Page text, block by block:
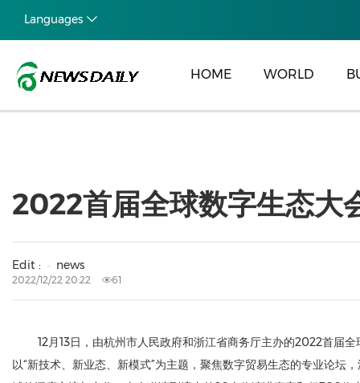
Languages
HOME WORLD
2022首届全球数字生态大
Edit : news
2022/12/22 20:22 61
12月13日，由杭州市人民政府和浙江省商务厅主办的2022首届
以“新技术、新业态、新模式”为主题，聚焦数字贸易生态的专业论